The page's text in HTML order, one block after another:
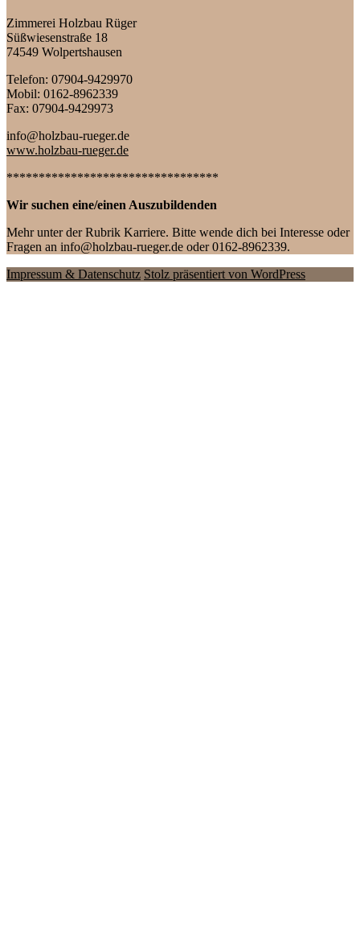
Zimmerei Holzbau Rüger
Süßwiesenstraße 18
74549 Wolpertshausen
Telefon: 07904-9429970
Mobil: 0162-8962339
Fax: 07904-9429973
info@holzbau-rueger.de
www.holzbau-rueger.de
*********************************
Wir suchen eine/einen Auszubildenden
Mehr unter der Rubrik Karriere. Bitte wende dich bei Interesse oder
Fragen an info@holzbau-rueger.de oder 0162-8962339.
Impressum & Datenschutz Stolz präsentiert von WordPress